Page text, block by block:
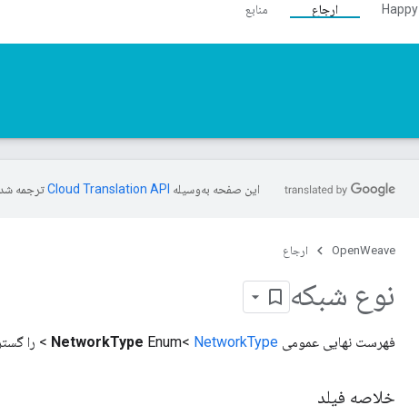
Happy ارجاع
منابع
این صفحه به‌وسیله ترجمه
OpenWeave ارجاع
نوع شبکه
فهرست نهایی عمومی NetworkType Enum< NetworkType > را
خلاصه فیلد